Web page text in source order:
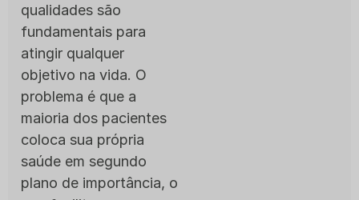
qualidades são
fundamentais para
atingir qualquer
objetivo na vida. O
problema é que a
maioria dos pacientes
coloca sua própria
saúde em segundo
plano de importância, o